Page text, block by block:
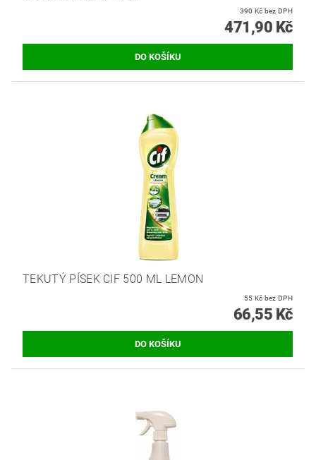
390 Kč bez DPH
471,90 Kč
TEKUTÝ PÍSEK CIF 500 ML LEMON
55 Kč bez DPH
66,55 Kč